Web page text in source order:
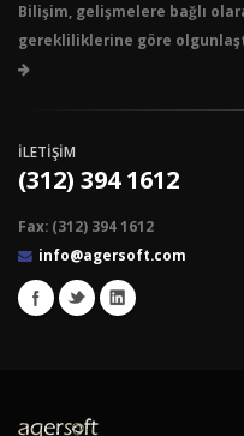
Bilişim, gelişmelere bağlı
gerekliliklerine göre
İLETİŞİM
(312) 394 1612
Fax: (312) 394 1612
info@agersoft.com